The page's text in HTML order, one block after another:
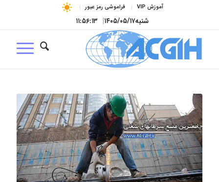
آموزش VIP فراموشی رمز عبور
شنبه۱۴۰۵/۰۵/۱۷| ۱۱:۵۶:۱۳